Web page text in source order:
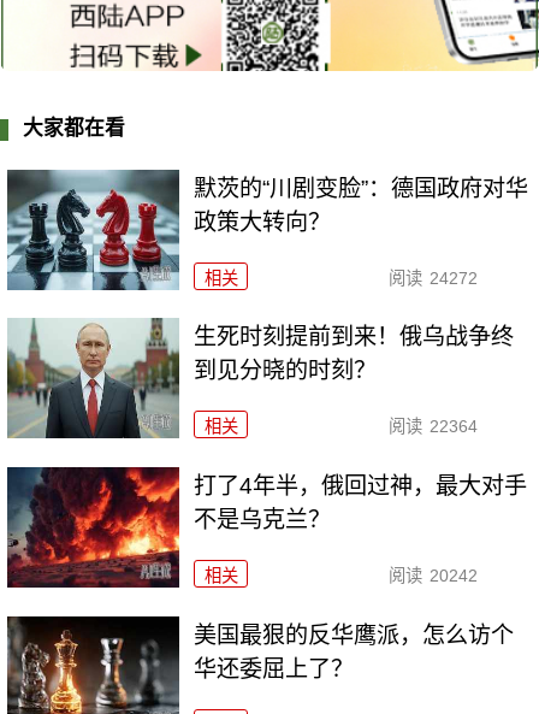
大家都在看
默茨的“川剧变脸”：德国政府对华
政策大转向？
相关 阅读 24272
生死时刻提前到来！俄乌战争终
到见分晓的时刻？
相关 阅读 22364
打了4年半，俄回过神，最大对手
不是乌克兰？
相关 阅读 20242
美国最狠的反华鹰派，怎么访个
华还委屈上了？